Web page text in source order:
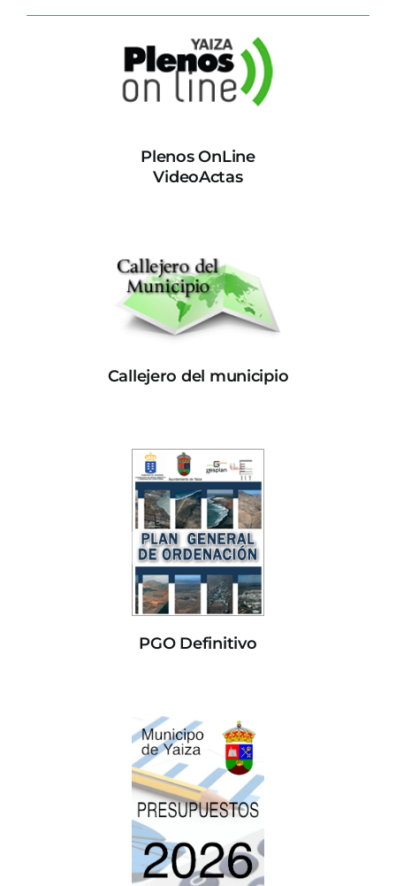
Plenos OnLine
VideoActas
Callejero del municipio
PGO Definitivo